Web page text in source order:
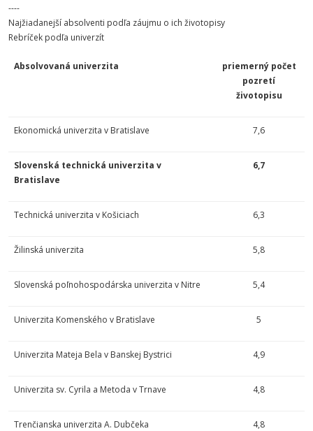
----
Najžiadanejší absolventi podľa záujmu o ich životopisy
Rebríček podľa univerzít
Absolvovaná univerzita
priemerný počet
pozretí
životopisu
Ekonomická univerzita v Bratislave 7,6
Slovenská technická univerzita v
Bratislave
6,7
Technická univerzita v Košiciach 6,3
Žilinská univerzita 5,8
Slovenská poľnohospodárska univerzita v Nitre 5,4
Univerzita Komenského v Bratislave 5
Univerzita Mateja Bela v Banskej Bystrici 4,9
Univerzita sv. Cyrila a Metoda v Trnave 4,8
Trenčianska univerzita A. Dubčeka 4,8